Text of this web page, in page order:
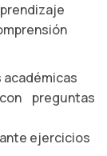
académicas
preguntas
ejercicios